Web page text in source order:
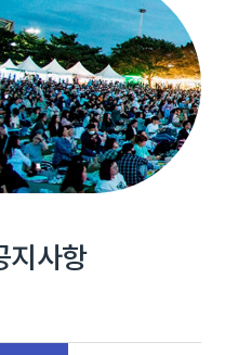
지사항